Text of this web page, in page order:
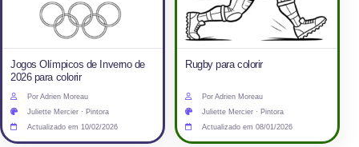
Jogos Olímpicos de Inverno de
2026 para colorir
Por Adrien Moreau
Juliette Mercier · Pintora
Actualizado em 10/02/2026
Rugby para colorir
Por Adrien Moreau
Juliette Mercier · Pintora
Actualizado em 08/01/2026